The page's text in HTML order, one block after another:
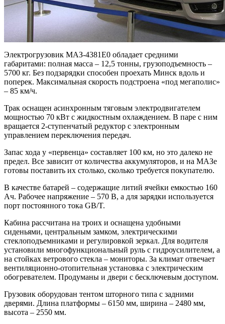
Электрогрузовик МАЗ-4381Е0 обладает средними
габаритами: полная масса – 12,5 тонны, грузоподъемность –
5700 кг. Без подзарядки способен проехать Минск вдоль и
поперек. Максимальная скорость подстроена «под мегаполис»
– 85 км/ч.
Трак оснащен асинхронным тяговым электродвигателем
мощностью 70 кВт с жидкостным охлаждением. В паре с ним
вращается 2-ступенчатый редуктор с электронным
управлением переключения передач.
Запас хода у «первенца» составляет 100 км, но это далеко не
предел. Все зависит от количества аккумуляторов, и на МАЗе
готовы поставить их столько, сколько требуется покупателю.
В качестве батарей – содержащие литий ячейки емкостью 160
Ач. Рабочее напряжение – 570 В, а для зарядки используется
порт постоянного тока GB/T.
Кабина рассчитана на троих и оснащена удобными
сиденьями, центральным замком, электрическими
стеклоподъемниками и регулировкой зеркал. Для водителя
установили многофункциональный руль с гидроусилителем, а
на стойках ветрового стекла – мониторы. За климат отвечает
вентиляционно-отопительная установка с электрическим
обогревателем. Продуманы и двери с бесключевым доступом.
Грузовик оборудован тентом шторного типа с задними
дверями. Длина платформы – 6150 мм, ширина – 2480 мм,
высота – 2550 мм.